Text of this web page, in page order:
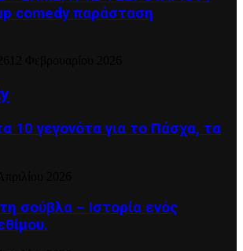
comedy παράσταση
10 γεγονότα για το Πάσχα, τα
σούβλα – Ιστορία ενός